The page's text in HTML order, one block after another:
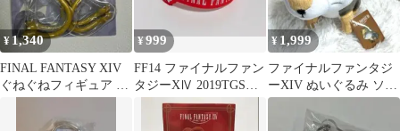
¥ 1,340
FINAL FANTASY XIV
ぐねぐねフィギュア ス
¥999
FF14 ファイナルファン
タジーXⅣ 2019TGSラ
バーバンド
¥1,999
ファイナルファンタジ
ーXIV ぬいぐるみ ソー
チョー